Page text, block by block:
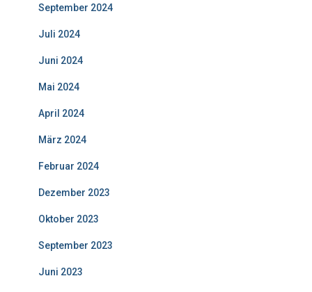
September 2024
Juli 2024
Juni 2024
Mai 2024
April 2024
März 2024
Februar 2024
Dezember 2023
Oktober 2023
September 2023
Juni 2023